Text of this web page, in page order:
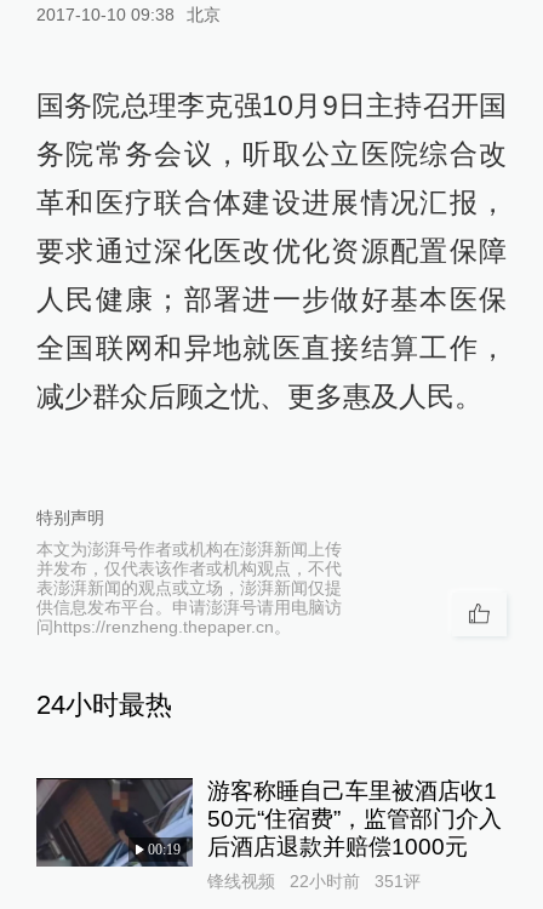
2017-10-10 09:38 北京
国务院总理李克强10月9日主持召开国
务院常务会议，听取公立医院综合改
革和医疗联合体建设进展情况汇报，
要求通过深化医改优化资源配置保障
人民健康；部署进一步做好基本医保
全国联网和异地就医直接结算工作，
减少群众后顾之忧、更多惠及人民。
特别声明
本文为澎湃号作者或机构在澎湃新闻上传
并发布，仅代表该作者或机构观点，不代
表澎湃新闻的观点或立场，澎湃新闻仅提
供信息发布平台。申请澎湃号请用电脑访
问https://renzheng.thepaper.cn。
24小时最热
00:19
游客称睡自己车里被酒店收1
50元“住宿费”，监管部门介入
后酒店退款并赔偿1000元
锋线视频 22小时前 351评